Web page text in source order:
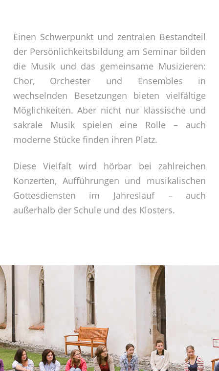
Einen Schwerpunkt und zentralen Bestandteil
der Persönlichkeitsbildung am Seminar bilden
die Musik und das gemeinsame Musizieren:
Chor, Orchester und Ensembles in
wechselnden Besetzungen bieten vielfältige
Möglichkeiten. Aber nicht nur klassische und
sakrale Musik spielen eine Rolle – auch
moderne Stücke finden ihren Platz.
Diese Vielfalt wird hörbar bei zahlreichen
Konzerten, Aufführungen und musikalischen
Gottesdiensten im Jahreslauf – auch
außerhalb der Schule und des Klosters.